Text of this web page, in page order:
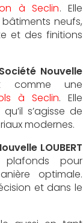
à Seclin. Elle
neufs,
et des finitions
Société Nouvelle
comme une
à Seclin. Elle
s’agisse de
modernes.
LOUBERT
pour
optimale.
et dans le